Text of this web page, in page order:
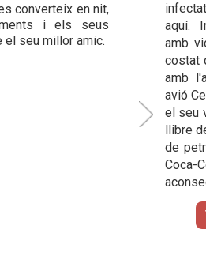
aquí.
amb
costat
amb
avió
el seu
llibre
de